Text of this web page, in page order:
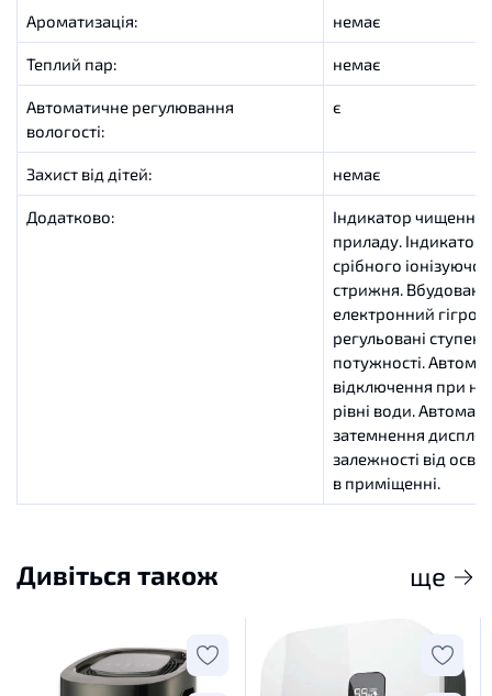
Ароматизація: немає
Теплий пар: немає
Автоматичне регулювання
вологості:
є
Захист від дітей: немає
Додатково: Індикатор чищення
приладу. Індикатор
срібного
стрижня.
електронний
регульовані ступені
потужності.
відключення при
рівні води.
затемнення дисплея
залежності від
в приміщенні.
Дивіться також ще